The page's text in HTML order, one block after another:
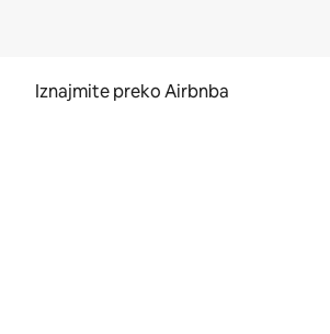
Iznajmite preko Airbnba